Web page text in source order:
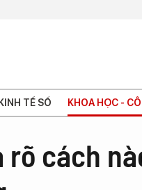
TẾ SỐ KHOA HỌC -
cách